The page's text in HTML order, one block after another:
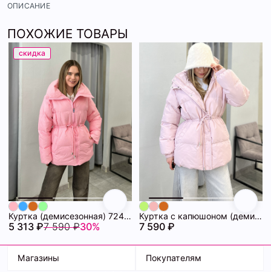
ОПИСАНИЕ
ПОХОЖИЕ ТОВАРЫ
скидка
Куртка (демисезонная) 72462280\445
5 313 ₽7 590 ₽30%
Куртка с капюшоном (демисезонная) 72462282\440
7 590 ₽
Магазины Покупателям